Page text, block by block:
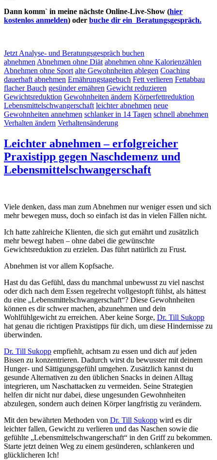
Dann komm` in meine nächste Online-Live-Show (hier
kostenlos anmelden) oder buche dir ein Beratungsgespräch.
Jetzt Analyse- und Beratungsgespräch buchen
abnehmen Abnehmen ohne Diät abnehmen ohne Kalorienzählen
Abnehmen ohne Sport alte Gewohnheiten ablegen Coaching
dauerhaft abnehmen Ernährungstagebuch Fett verlieren Fettabbau
flacher Bauch gesünder ernähren Gewicht reduzieren
Gewichtsreduktion Gewohnheiten ändern Körperfettreduktion
Lebensmittelschwangerschaft leichter abnehmen neue
Gewohnheiten annehmen schlanker in 14 Tagen schnell abnehmen
Verhalten ändern Verhaltensänderung
Leichter abnehmen – erfolgreicher
Praxistipp gegen Naschdemenz und
Lebensmittelschwangerschaft
Viele denken, dass man zum Abnehmen nur weniger essen und sich
mehr bewegen muss, doch so einfach ist das in vielen Fällen nicht.
Ich hatte zahlreiche Klienten, die sich gut ernährt und zusätzlich
mehr bewegt haben – ohne dabei die gewünschte
Gewichtsreduktion zu erzielen. Das führt natürlich zu Frust.
Abnehmen ist vor allem Kopfsache.
Hast du das Gefühl, dass du manchmal unbewusst zu viel naschst
oder dich nach dem Essen regelrecht vollgestopft fühlst, als hättest
du eine „Lebensmittelschwangerschaft“? Diese Gewohnheiten
können es dir schwer machen, abzunehmen und dein
Wohlfühlgewicht zu erreichen. Aber keine Sorge, Dr. Till Sukopp
hat genau die richtigen Praxistipps für dich, um diese Hindernisse zu
überwinden.
Dr. Till Sukopp empfiehlt, achtsam zu essen und dich auf jeden
Bissen zu konzentrieren. Dadurch wirst du bewusster mit deinem
Hunger- und Sättigungsgefühl umgehen. Zusätzlich kannst du
gesunde Alternativen zu den üblichen Snacks in deinen Alltag
integrieren, um Naschattacken zu vermeiden. Seine Strategien
helfen dir nicht nur dabei, diese ungesunden Gewohnheiten
abzulegen, sondern auch deinen Körper langfristig zu verändern.
Mit den bewährten Methoden von Dr. Till Sukopp wird es dir
leichter fallen, Gewicht zu verlieren und das Naschen sowie die
gefühlte „Lebensmittelschwangerschaft“ in den Griff zu bekommen.
Starte jetzt deinen Weg zu einem gesünderen, schlankeren und
glücklicheren Ich!